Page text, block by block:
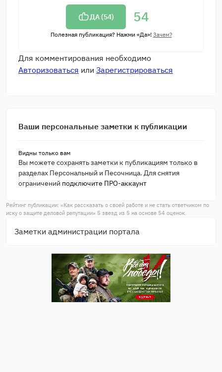
ДА (54) 54
Полезная публикация? Нажми «Да»! Зачем?
Для комментирования необходимо
Авторизоваться или Зарегистрироваться
Ваши персональные заметки к публикации
Видны только вам
Вы можете сохранять заметки к публикациям только в
разделах Персональный и Песочница. Для снятия
ограничений подключите ПРО-аккаунт
Рейтинг публикации: «Как рассказать о своей работе и не стать ответчиком по
иску о защите деловой репутации» 5 звезд из 5 на основе 54 оценок.
Заметки администрации портала